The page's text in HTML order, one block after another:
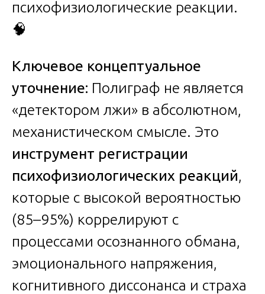
психофизиологические реакции.
🧠
Ключевое концептуальное
уточнение: Полиграф не является
«детектором лжи» в абсолютном,
механистическом смысле. Это
инструмент регистрации
психофизиологических реакций
которые с высокой вероятностью
(85–95%) коррелируют с
процессами осознанного обмана,
эмоционального напряжения,
когнитивного диссонанса и страха